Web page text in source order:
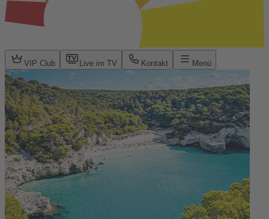
VIP Club Live im TV Kontakt Menü